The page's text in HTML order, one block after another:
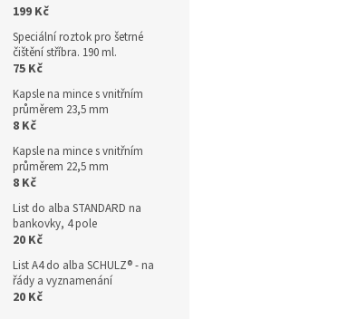
199 Kč
Speciální roztok pro šetrné
čištění stříbra. 190 ml.
75 Kč
Kapsle na mince s vnitřním
průměrem 23,5 mm
8 Kč
Kapsle na mince s vnitřním
průměrem 22,5 mm
8 Kč
List do alba STANDARD na
bankovky, 4 pole
20 Kč
List A4 do alba SCHULZ® - na
řády a vyznamenání
20 Kč